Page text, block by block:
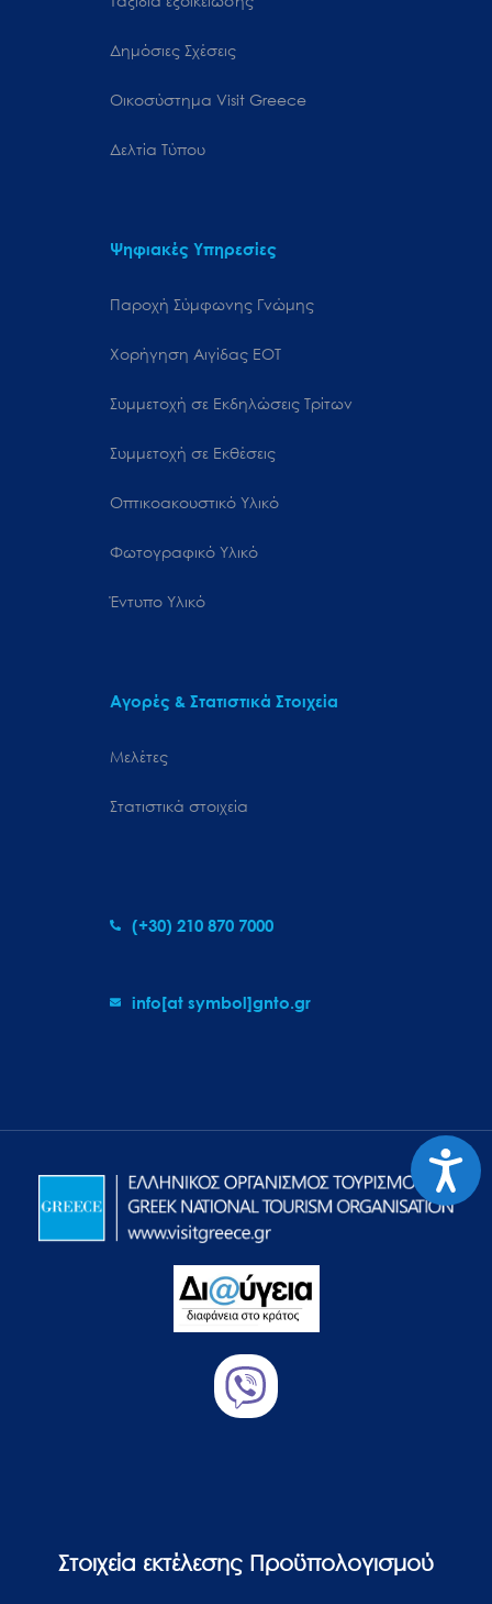
Δημόσιες Σχέσεις
Oικοσύστημα Visit Greece
Δελτία Τύπου
Ψηφιακές Υπηρεσίες
Παροχή Σύμφωνης Γνώμης
Χορήγηση Αιγίδας ΕΟΤ
Συμμετοχή σε Εκδηλώσεις Τρίτων
Συμμετοχή σε Εκθέσεις
Οπτικοακουστικό Υλικό
Φωτογραφικό Υλικό
Έντυπο Υλικό
Αγορές & Στατιστικά Στοιχεία
Μελέτες
Στατιστικά στοιχεία
(+30) 210 870 7000
info[at symbol]gnto.gr
Στοιχεία εκτέλεσης Προϋπολογισμού